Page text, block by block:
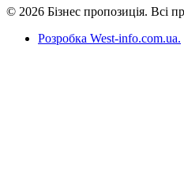
© 2026 Бізнес пропозиція. Всі
Розробка West-info.com.ua.